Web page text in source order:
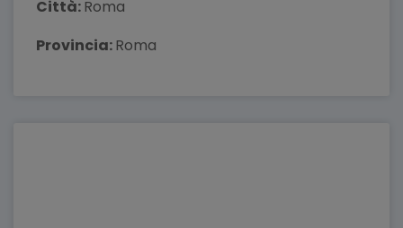
Città:Roma
Provincia:Roma